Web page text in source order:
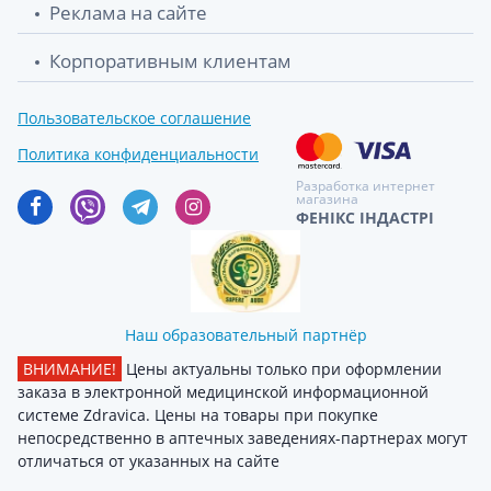
лен дой-пак 460мл
Зеленая аптека шампунь крапива
Зеленая аптека вода мицелярная 3в1
зеленый чай/алоэ 500мл
123 грн.
Зеленая аптека масло массаж разогрев
139.80 грн.
Зеленая аптека масло массаж
Зеленая аптека масло массаж а/
целлюлит 200мл
139.80 грн.
Зеленая аптека масло массаж нейтрал
200мл
140.60 грн.
Реклама на сайте
Корпоративным клиентам
Пользовательское соглашение
Политика конфиденциальности
Разработка интернет
магазина
ФЕНІКС ІНДАСТРІ
Наш образовательный партнёр
ВНИМАНИЕ! Цены актуальны только при оформлении
заказа в электронной медицинской информационной
системе Zdravica. Цены на товары при покупке
непосредственно в аптечных заведениях-партнерах могут
отличаться от указанных на сайте